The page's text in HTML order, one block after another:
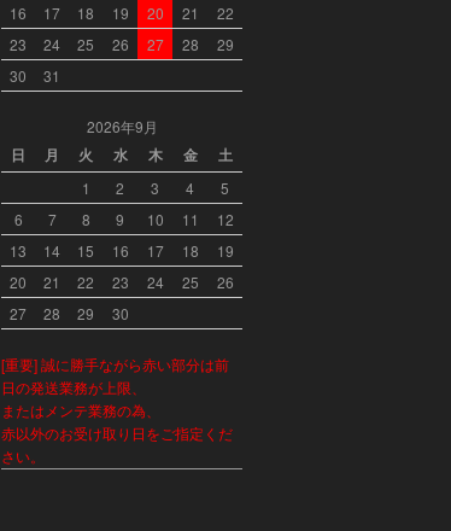
16
17 18 19 20 21
22
23
24 25 26 27 28
29
30
31
2026年9月
日 月 火 水 木 金 土
1 2 3 4
5
6
7 8 9 10 11
12
13
14 15 16 17 18
19
20
21 22 23 24 25
26
27
28 29 30
[重要] 誠に勝手ながら赤い部分は前
日の発送業務が上限、
またはメンテ業務の為、
赤以外のお受け取り日をご指定くだ
さい。